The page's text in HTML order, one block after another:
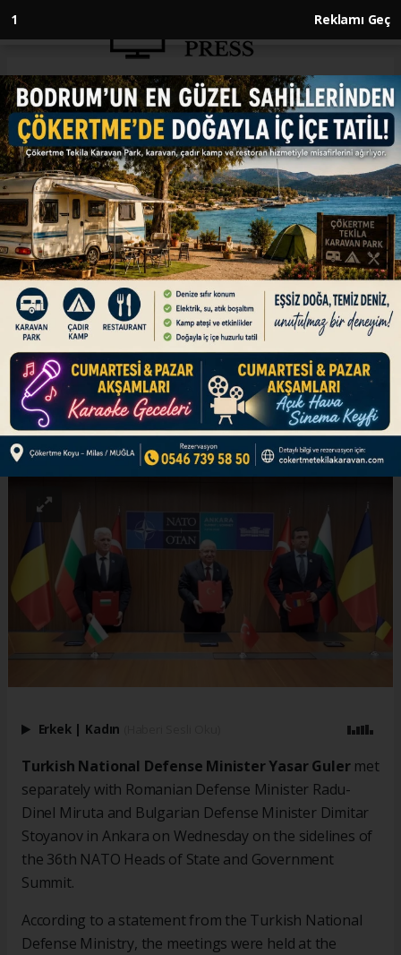
1 Reklamı Geç
Anasayfa ENGLISH
Turkish defense minister meets
Romanian, Bulgarian
counterparts, signs Black Sea
security amendment
ENGLISH
08.07.2026 - 14:41, Güncelleme: 08.07.2026 - 14:41
Agreement expands mandate of MCM Black
Sea task group during talks on sidelines of
NATO summit in Ankara
ABONE OL
Erkek | Kadın
Turkish National Defense Minister Yasar Gulermet
separately with Romanian Defense Minister Radu-
Dinel Miruta and Bulgarian Defense Minister Dimitar
Stoyanov in Ankara on Wednesday on the sidelines of
the 36th NATO Heads of State and Government
Summit.
According to a statement from the Turkish National
Defense Ministry, the meetings were held at the